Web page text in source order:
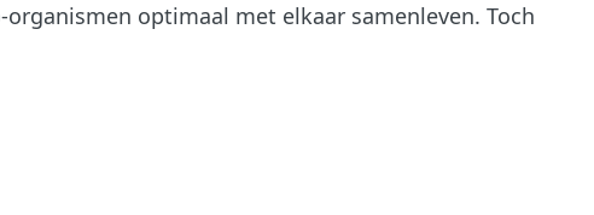
optimaal met elkaar samenleven. Toch